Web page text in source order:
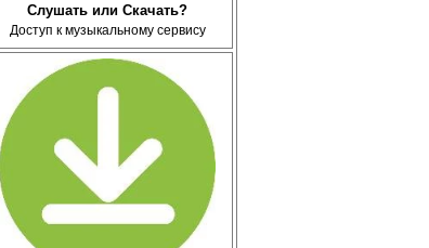
Слушать или Скачать?
Доступ к музыкальному сервису